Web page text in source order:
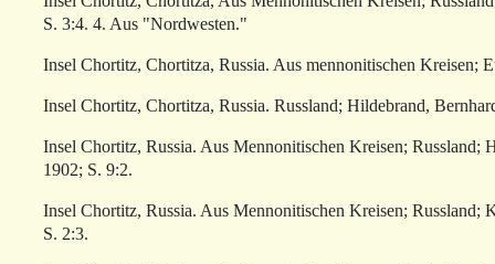
S. 3:4. 4. Aus "Nordwesten."
Insel Chortitz, Chortitza, Russia. Aus mennonitischen Kreisen;
Insel Chortitz, Chortitza, Russia. Russland; Hildebrand,
Insel Chortitz, Russia. Aus Mennonitischen Kreisen;
1902; S. 9:2.
Insel Chortitz, Russia. Aus Mennonitischen Kreisen; Russland;
S. 2:3.